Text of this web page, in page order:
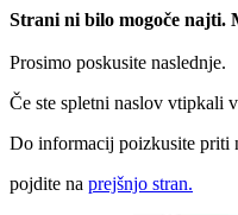
Strani ni bilo mogoče najti.
Prosimo poskusite naslednje.
Če ste spletni naslov vtipkali
Do informacij poizkusite priti
pojdite na prejšnjo stran.